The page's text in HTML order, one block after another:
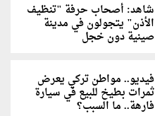
شاهد: أصحاب حرفة "تنظيف
الأذن" يتجولون في مدينة
صينية دون خجل
فيديو.. مواطن تركي يعرض
ثمرات بطيخ للبيع في سيارة
فارهة.. ما السبب؟